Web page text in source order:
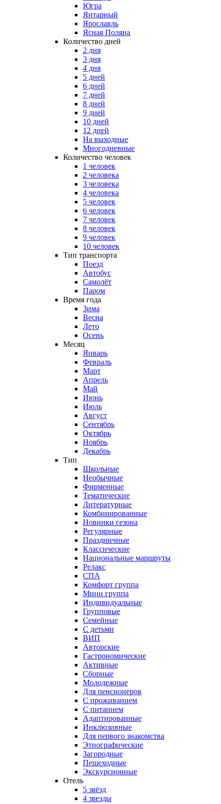
Югра
Янтарный
Ярославль
Ясная Поляна
Количество дней
2 дня
3 дня
4 дня
5 дней
6 дней
7 дней
8 дней
9 дней
10 дней
12 дней
На выходные
Многодневные
Количество человек
1 человек
2 человека
3 человека
4 человека
5 человек
6 человек
7 человек
8 человек
9 человек
10 человек
Тип транспорта
Поезд
Автобус
Самолёт
Паром
Время года
Зима
Весна
Лето
Осень
Месяц
Январь
Февраль
Март
Апрель
Май
Июнь
Июль
Август
Сентябрь
Октябрь
Ноябрь
Декабрь
Тип
Школьные
Необычные
Фирменные
Тематические
Литературные
Комбинированные
Новинки сезона
Регулярные
Праздничные
Классические
Национальные маршруты
Релакс
СПА
Комфорт группа
Мини группа
Индивидуальные
Групповые
Семейные
С детьми
ВИП
Авторские
Гастрономические
Активные
Сборные
Молодежные
Для пенсионеров
С проживанием
С питанием
Адаптированные
Инклюзивные
Для первого знакомства
Этнографические
Загородные
Пешеходные
Экскурсионные
Отель
5 звёзд
4 звезды